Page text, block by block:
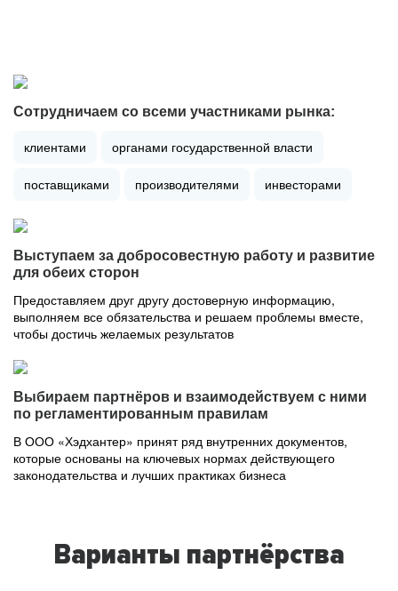
Сотрудничаем со всеми участниками рынка:
клиентами органами государственной власти
поставщиками производителями инвесторами
Выступаем за добросовестную работу и развитие
для обеих сторон
Предоставляем друг другу достоверную информацию,
выполняем все обязательства и решаем проблемы вместе,
чтобы достичь желаемых результатов
Выбираем партнёров и взаимодействуем с ними
по регламентированным правилам
В ООО «Хэдхантер» принят ряд внутренних документов,
которые основаны на ключевых нормах действующего
законодательства и лучших практиках бизнеса
Варианты партнёрства